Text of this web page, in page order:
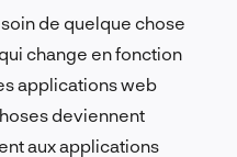
de quelque chose
change en fonction
applications web
deviennent
aux applications